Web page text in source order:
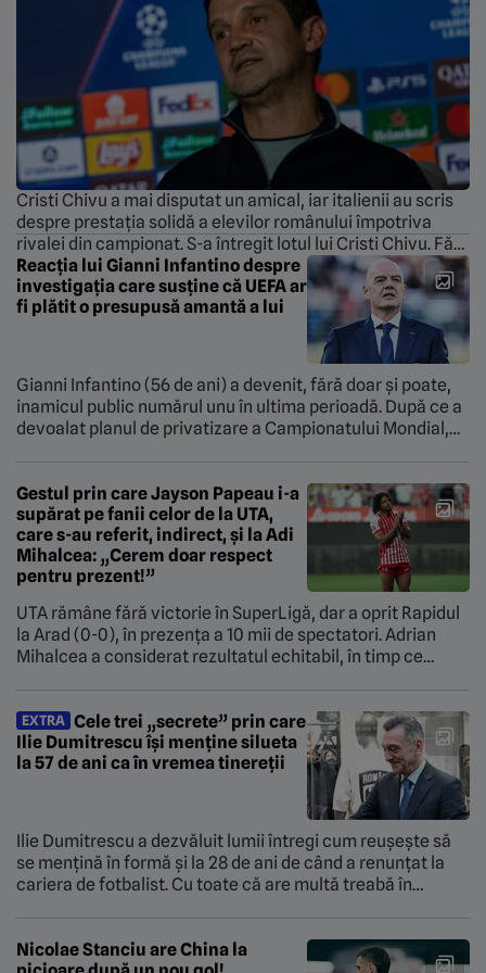
Cristi Chivu a mai disputat un amical, iar italienii au scris
despre prestația solidă a elevilor românului împotriva
rivalei din campionat. S-a întregit lotul lui Cristi Chivu. Fără
mari mutări în această vară, Inter va încerca să își apere
titlul și Cupa Italiei. Într-un amical disputat cu Juventus,
„nerazzurrii” au ieșit învingători, scor 2-1. Italienii […]
Reacția lui Gianni Infantino despre
investigația care susține că UEFA ar
fi plătit o presupusă amantă a lui
Gianni Infantino (56 de ani) a devenit, fără doar și poate,
inamicul public numărul unu în ultima perioadă. După ce a
devoalat planul de privatizare a Campionatului Mondial,
elvețianul ocupa postul de secretar general al forului. Nici
[…]
Gestul prin care Jayson Papeau i-a
supărat pe fanii celor de la UTA,
care s-au referit, indirect, și la Adi
Mihalcea: „Cerem doar respect
pentru prezent!”
UTA rămâne fără victorie în SuperLigă, dar a oprit Rapidul
la Arad (0-0), în prezența a 10 mii de spectatori. Adrian
Mihalcea a considerat rezultatul echitabil, în timp ce
Pospelov și debutantul Stojilkovic. La finalul partidei,
ambele […]
EXTRA Cele trei „secrete” prin care
Ilie Dumitrescu își menține silueta
la 57 de ani ca în vremea tinereții
Ilie Dumitrescu a dezvăluit lumii întregi cum reușește să
se mențină în formă și la 28 de ani de când a renunțat la
cariera de fotbalist. Cu toate că are multă treabă în
care Ilie […]
Nicolae Stanciu are China la